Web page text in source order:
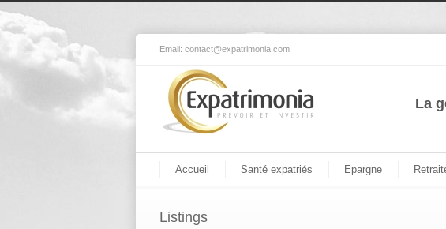
Email: contact@expatrimonia.com
La
Accueil Santé expatriés Epargne
Listings